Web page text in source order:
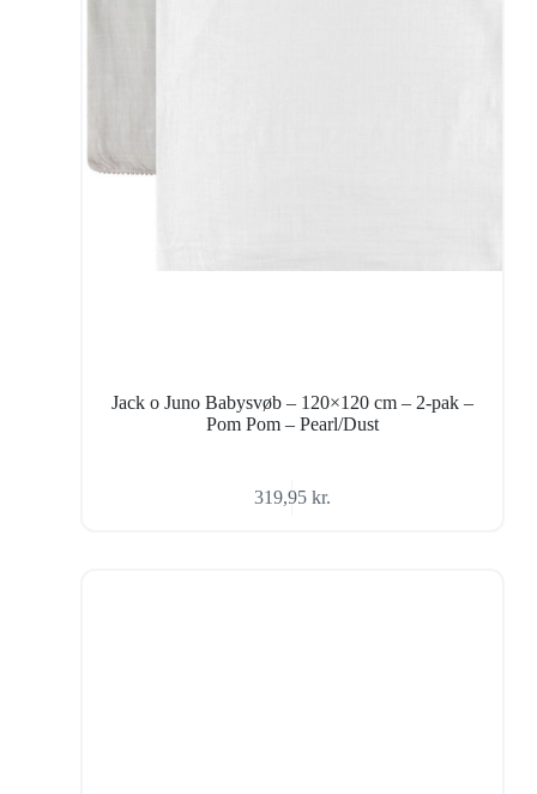
Jack o Juno Babysvøb – 120×120 cm – 2-pak –
Pom Pom – Pearl/Dust
319,95 kr.